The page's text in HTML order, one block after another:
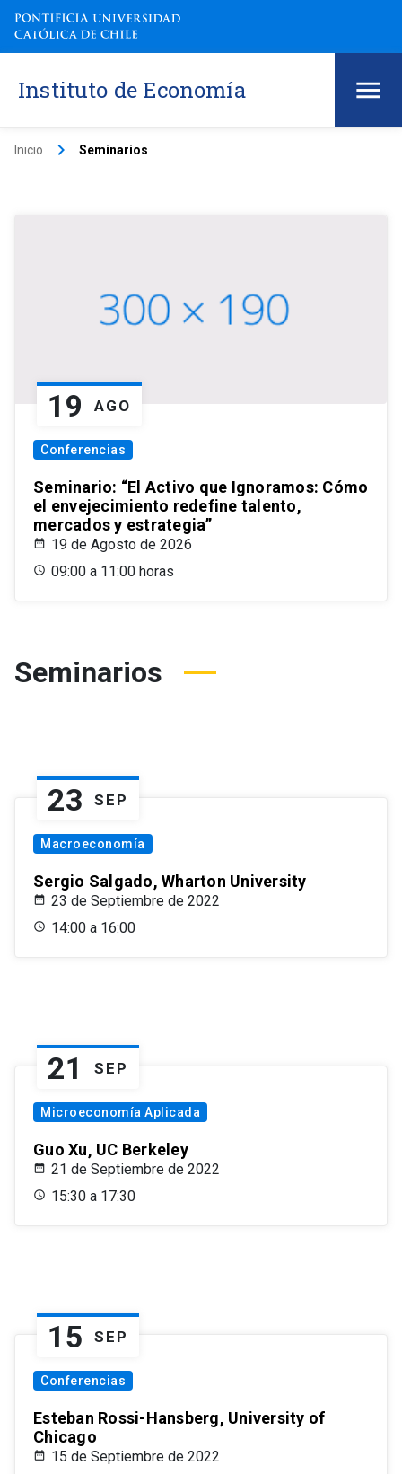
Instituto de Economía
Inicio keyboard_arrow_right Seminarios
19 AGO
Conferencias
Seminario: “El Activo que Ignoramos: Cómo
el envejecimiento redefine talento,
mercados y estrategia”
19 de Agosto de 2026
09:00 a 11:00 horas
Seminarios
23 SEP
Macroeconomía
Sergio Salgado, Wharton University
23 de Septiembre de 2022
14:00 a 16:00
21 SEP
Microeconomía Aplicada
Guo Xu, UC Berkeley
21 de Septiembre de 2022
15:30 a 17:30
15 SEP
Conferencias
Esteban Rossi-Hansberg, University of
Chicago
15 de Septiembre de 2022